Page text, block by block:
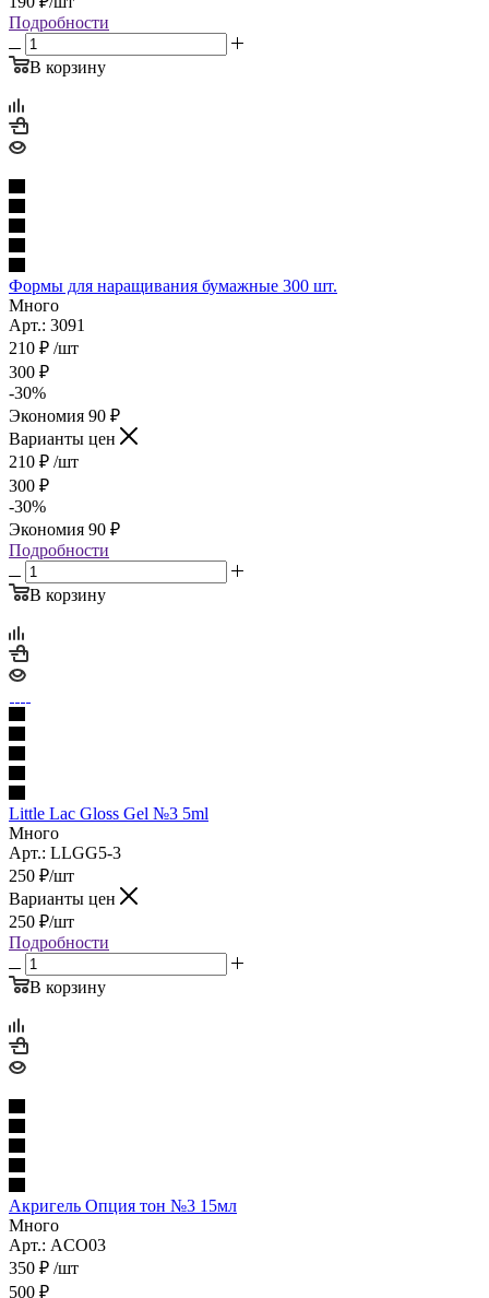
Подробности
В корзину
Формы для наращивания бумажные 300 шт.
Много
Арт.: 3091
210 ₽ /шт
300 ₽
-30%
Экономия 90 ₽
Варианты цен
210 ₽ /шт
300 ₽
-30%
Экономия 90 ₽
Подробности
В корзину
Little Lac Gloss Gel №3 5ml
Много
Арт.: LLGG5-3
250 ₽/шт
Варианты цен
250 ₽/шт
Подробности
В корзину
Акригель Опция тон №3 15мл
Много
Арт.: ACO03
350 ₽ /шт
500 ₽